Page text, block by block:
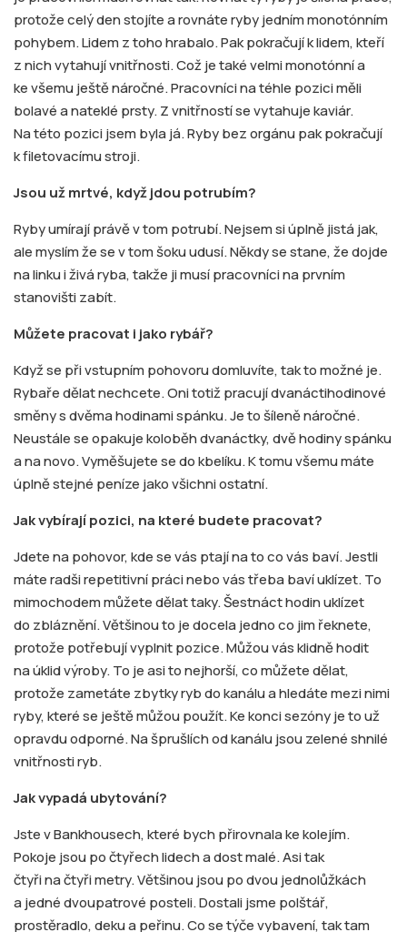
protože celý den stojíte a rovnáte ryby jedním monotónním
pohybem. Lidem z toho hrabalo. Pak pokračují k lidem, kteří
z nich vytahují vnitřnosti. Což je také velmi monotónní a
ke všemu ještě náročné. Pracovníci na téhle pozici měli
bolavé a nateklé prsty. Z vnitřností se vytahuje kaviár.
Na této pozici jsem byla já. Ryby bez orgánu pak pokračují
k filetovacímu stroji.
Jsou už mrtvé, když jdou potrubím?
Ryby umírají právě v tom potrubí. Nejsem si úplně jistá jak,
ale myslím že se v tom šoku udusí. Někdy se stane, že dojde
na linku i živá ryba, takže ji musí pracovníci na prvním
stanovišti zabít.
Můžete pracovat i jako rybář?
Když se při vstupním pohovoru domluvíte, tak to možné je.
Rybaře dělat nechcete. Oni totiž pracují dvanáctihodinové
směny s dvěma hodinami spánku. Je to šíleně náročné.
Neustále se opakuje koloběh dvanáctky, dvě hodiny spánku
a na novo. Vyměšujete se do kbelíku. K tomu všemu máte
úplně stejné peníze jako všichni ostatní.
Jak vybírají pozici, na které budete pracovat?
Jdete na pohovor, kde se vás ptají na to co vás baví. Jestli
máte radši repetitivní práci nebo vás třeba baví uklízet. To
mimochodem můžete dělat taky. Šestnáct hodin uklízet
do zbláznění. Většinou to je docela jedno co jim řeknete,
protože potřebují vyplnit pozice. Můžou vás klidně hodit
na úklid výroby. To je asi to nejhorší, co můžete dělat,
protože zametáte zbytky ryb do kanálu a hledáte mezi nimi
ryby, které se ještě můžou použít. Ke konci sezóny je to už
opravdu odporné. Na šprušlích od kanálu jsou zelené shnilé
vnitřnosti ryb.
Jak vypadá ubytování?
Jste v Bankhousech, které bych přirovnala ke kolejím.
Pokoje jsou po čtyřech lidech a dost malé. Asi tak
čtyři na čtyři metry. Většinou jsou po dvou jednolůžkách
a jedné dvoupatrové posteli. Dostali jsme polštář,
prostěradlo, deku a peřinu. Co se týče vybavení, tak tam